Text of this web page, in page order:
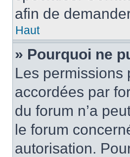
afin de
Haut
» Pourquoi ne
Les permissions
accordées par
du forum n’a
le forum
autorisation.